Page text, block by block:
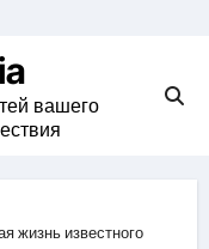
вашего
жизнь известного